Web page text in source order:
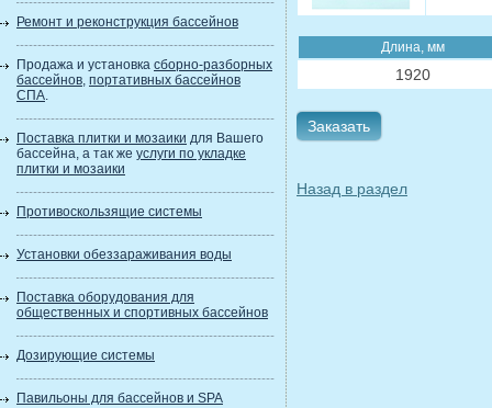
Ремонт и реконструкция бассейнов
Продажа и установка сборно-разборных
бассейнов, портативных бассейнов
СПА.
Поставка плитки и мозаики для Вашего
бассейна, а так же услуги по укладке
плитки и мозаики
Противоскользящие системы
Установки обеззараживания воды
Поставка оборудования для
общественных и спортивных бассейнов
Дозирующие системы
Павильоны для бассейнов и SPA
Длина, мм
1920
Заказать
Назад в раздел